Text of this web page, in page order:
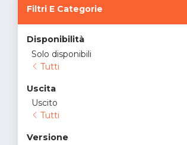
Filtri E Categorie
Disponibilità
Solo disponibili
Tutti
Uscita
Uscito
Tutti
Versione